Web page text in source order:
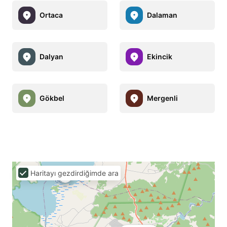
Ortaca Dalaman
Dalyan Ekincik
Gökbel Mergenli
Haritayı gezdirdiğimde ara